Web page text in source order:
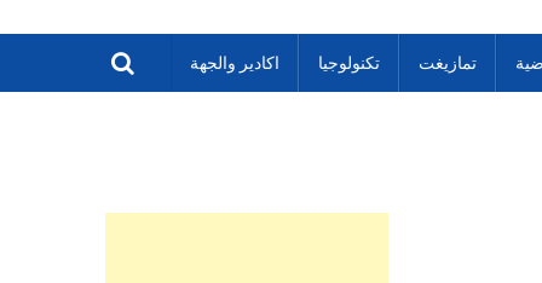
تمازيغت تكنولوجيا اكادير والجهة